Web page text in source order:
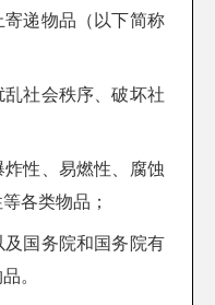
递物品（以下简称
乱社会秩序、破坏社
炸性、易燃性、腐蚀
各类物品；
及国务院和国务院有
。